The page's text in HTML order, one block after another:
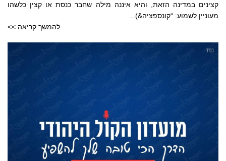
קצינים במדינה הזאת, והיא איננה מילה שחבר כנסת או קצין כלשהו
מעוניין לשמוע: “קונספציה&)...
להמשך קריאה >>